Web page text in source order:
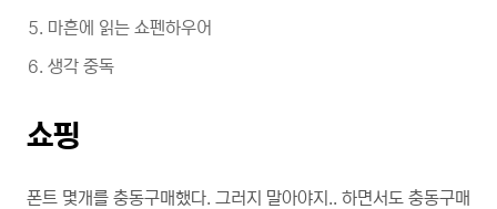
마흔에 읽는 쇼펜하우어
생각 중독
쇼핑
폰트 몇개를 충동구매했다. 그러지 말아야지.. 하면서도 충동구매